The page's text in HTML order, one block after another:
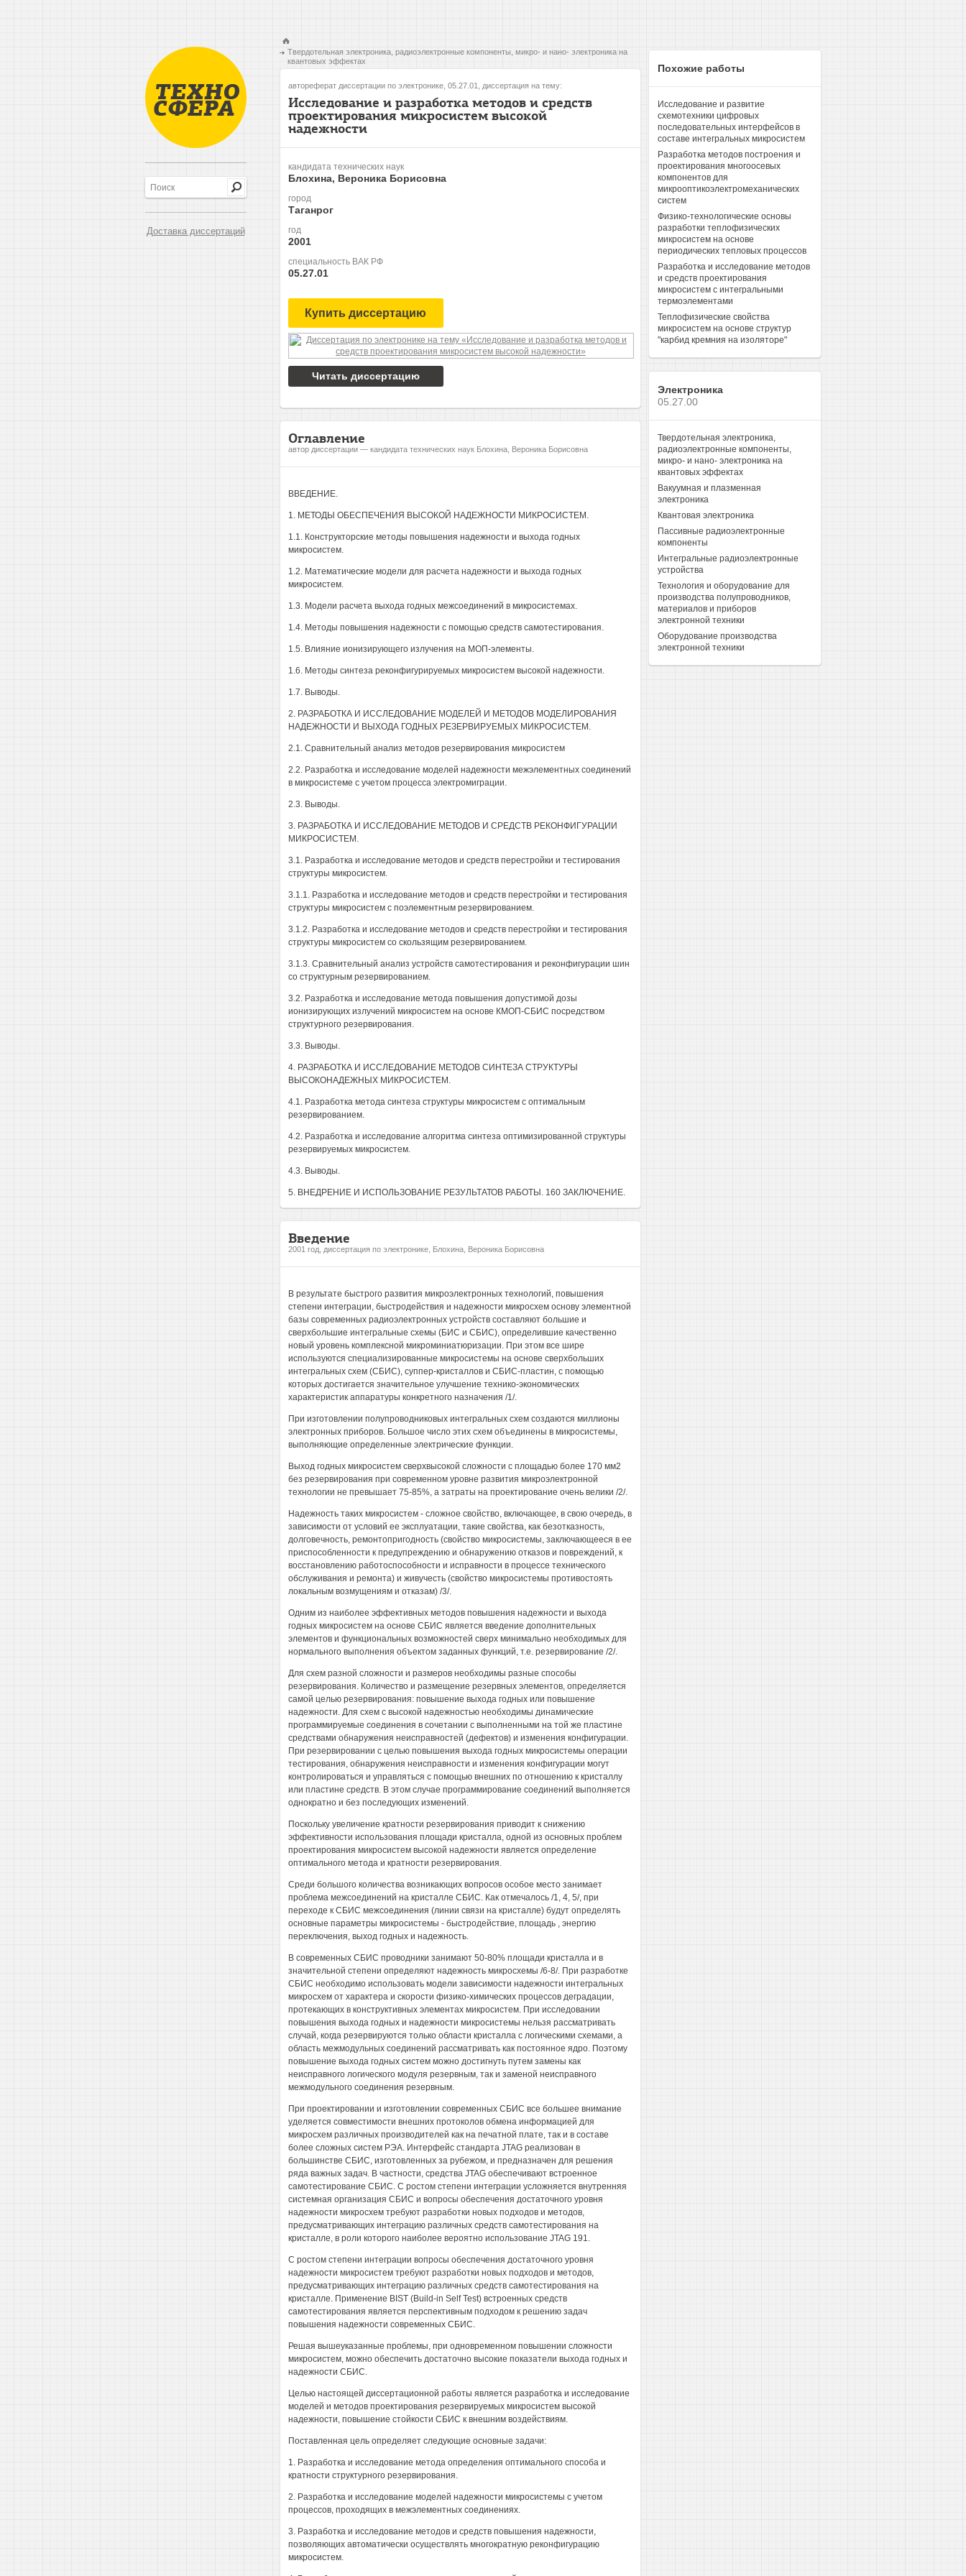
Доставка диссертаций
Твердотельная электроника, радиоэлектронные компоненты, микро- и нано- электроника на
квантовых эффектах
автореферат диссертации по электронике, 05.27.01, диссертация на тему:
Исследование и разработка методов и средств
проектирования микросистем высокой
надежности
кандидата технических наук
Блохина, Вероника Борисовна
город
Таганрог
год
2001
специальность ВАК РФ
05.27.01
Купить диссертацию
Читать диссертацию
Оглавление
автор диссертации — кандидата технических наук Блохина, Вероника Борисовна
ВВЕДЕНИЕ.
1. МЕТОДЫ ОБЕСПЕЧЕНИЯ ВЫСОКОЙ НАДЕЖНОСТИ МИКРОСИСТЕМ.
1.1. Конструкторские методы повышения надежности и выхода годных
микросистем.
1.2. Математические модели для расчета надежности и выхода годных
микросистем.
1.3. Модели расчета выхода годных межсоединений в микросистемах.
1.4. Методы повышения надежности с помощью средств самотестирования.
1.5. Влияние ионизирующего излучения на МОП-элементы.
1.6. Методы синтеза реконфигурируемых микросистем высокой надежности.
1.7. Выводы.
2. РАЗРАБОТКА И ИССЛЕДОВАНИЕ МОДЕЛЕЙ И МЕТОДОВ МОДЕЛИРОВАНИЯ
НАДЕЖНОСТИ И ВЫХОДА ГОДНЫХ РЕЗЕРВИРУЕМЫХ МИКРОСИСТЕМ.
2.1. Сравнительный анализ методов резервирования микросистем
2.2. Разработка и исследование моделей надежности межэлементных соединений
в микросистеме с учетом процесса электромиграции.
2.3. Выводы.
3. РАЗРАБОТКА И ИССЛЕДОВАНИЕ МЕТОДОВ И СРЕДСТВ РЕКОНФИГУРАЦИИ
МИКРОСИСТЕМ.
3.1. Разработка и исследование методов и средств перестройки и тестирования
структуры микросистем.
3.1.1. Разработка и исследование методов и средств перестройки и тестирования
структуры микросистем с поэлементным резервированием.
3.1.2. Разработка и исследование методов и средств перестройки и тестирования
структуры микросистем со скользящим резервированием.
3.1.3. Сравнительный анализ устройств самотестирования и реконфигурации шин
со структурным резервированием.
3.2. Разработка и исследование метода повышения допустимой дозы
ионизирующих излучений микросистем на основе КМОП-СБИС посредством
структурного резервирования.
3.3. Выводы.
4. РАЗРАБОТКА И ИССЛЕДОВАНИЕ МЕТОДОВ СИНТЕЗА СТРУКТУРЫ
ВЫСОКОНАДЕЖНЫХ МИКРОСИСТЕМ.
4.1. Разработка метода синтеза структуры микросистем с оптимальным
резервированием.
4.2. Разработка и исследование алгоритма синтеза оптимизированной структуры
резервируемых микросистем.
4.3. Выводы.
5. ВНЕДРЕНИЕ И ИСПОЛЬЗОВАНИЕ РЕЗУЛЬТАТОВ РАБОТЫ. 160 ЗАКЛЮЧЕНИЕ.
Введение
2001 год, диссертация по электронике, Блохина, Вероника Борисовна
В результате быстрого развития микроэлектронных технологий, повышения
степени интеграции, быстродействия и надежности микросхем основу элементной
базы современных радиоэлектронных устройств составляют большие и
сверхбольшие интегральные схемы (БИС и СБИС), определившие качественно
новый уровень комплексной микроминиатюризации. При этом все шире
используются специализированные микросистемы на основе сверхбольших
интегральных схем (СБИС), суппер-кристаллов и СБИС-пластин, с помощью
которых достигается значительное улучшение технико-экономических
характеристик аппаратуры конкретного назначения /1/.
При изготовлении полупроводниковых интегральных схем создаются миллионы
электронных приборов. Большое число этих схем объединены в микросистемы,
выполняющие определенные электрические функции.
Выход годных микросистем сверхвысокой сложности с площадью более 170 мм2
без резервирования при современном уровне развития микроэлектронной
технологии не превышает 75-85%, а затраты на проектирование очень велики /2/.
Надежность таких микросистем - сложное свойство, включающее, в свою очередь, в
зависимости от условий ее эксплуатации, такие свойства, как безотказность,
долговечность, ремонтопригодность (свойство микросистемы, заключающееся в ее
приспособленности к предупреждению и обнаружению отказов и повреждений, к
восстановлению работоспособности и исправности в процессе технического
обслуживания и ремонта) и живучесть (свойство микросистемы противостоять
локальным возмущениям и отказам) /3/.
Одним из наиболее эффективных методов повышения надежности и выхода
годных микросистем на основе СБИС является введение дополнительных
элементов и функциональных возможностей сверх минимально необходимых для
нормального выполнения объектом заданных функций, т.е. резервирование /2/.
Для схем разной сложности и размеров необходимы разные способы
резервирования. Количество и размещение резервных элементов, определяется
самой целью резервирования: повышение выхода годных или повышение
надежности. Для схем с высокой надежностью необходимы динамические
программируемые соединения в сочетании с выполненными на той же пластине
средствами обнаружения неисправностей (дефектов) и изменения конфигурации.
При резервировании с целью повышения выхода годных микросистемы операции
тестирования, обнаружения неисправности и изменения конфигурации могут
контролироваться и управляться с помощью внешних по отношению к кристаллу
или пластине средств. В этом случае программирование соединений выполняется
однократно и без последующих изменений.
Поскольку увеличение кратности резервирования приводит к снижению
эффективности использования площади кристалла, одной из основных проблем
проектирования микросистем высокой надежности является определение
оптимального метода и кратности резервирования.
Среди большого количества возникающих вопросов особое место занимает
проблема межсоединений на кристалле СБИС. Как отмечалось /1, 4, 5/, при
переходе к СБИС межсоединения (линии связи на кристалле) будут определять
основные параметры микросистемы - быстродействие, площадь , энергию
переключения, выход годных и надежность.
В современных СБИС проводники занимают 50-80% площади кристалла и в
значительной степени определяют надежность микросхемы /6-8/. При разработке
СБИС необходимо использовать модели зависимости надежности интегральных
микросхем от характера и скорости физико-химических процессов деградации,
протекающих в конструктивных элементах микросистем. При исследовании
повышения выхода годных и надежности микросистемы нельзя рассматривать
случай, когда резервируются только области кристалла с логическими схемами, а
область межмодульных соединений рассматривать как постоянное ядро. Поэтому
повышение выхода годных систем можно достигнуть путем замены как
неисправного логического модуля резервным, так и заменой неисправного
межмодульного соединения резервным.
При проектировании и изготовлении современных СБИС все большее внимание
уделяется совместимости внешних протоколов обмена информацией для
микросхем различных производителей как на печатной плате, так и в составе
более сложных систем РЭА. Интерфейс стандарта JTAG реализован в
большинстве СБИС, изготовленных за рубежом, и предназначен для решения
ряда важных задач. В частности, средства JTAG обеспечивают встроенное
самотестирование СБИС. С ростом степени интеграции усложняется внутренняя
системная организация СБИС и вопросы обеспечения достаточного уровня
надежности микросхем требуют разработки новых подходов и методов,
предусматривающих интеграцию различных средств самотестирования на
кристалле, в роли которого наиболее вероятно использование JTAG 191.
С ростом степени интеграции вопросы обеспечения достаточного уровня
надежности микросистем требуют разработки новых подходов и методов,
предусматривающих интеграцию различных средств самотестирования на
кристалле. Применение BIST (Build-in Self Test) встроенных средств
самотестирования является перспективным подходом к решению задач
повышения надежности современных СБИС.
Решая вышеуказанные проблемы, при одновременном повышении сложности
микросистем, можно обеспечить достаточно высокие показатели выхода годных и
надежности СБИС.
Целью настоящей диссертационной работы является разработка и исследование
моделей и методов проектирования резервируемых микросистем высокой
надежности, повышение стойкости СБИС к внешним воздействиям.
Поставленная цель определяет следующие основные задачи:
1. Разработка и исследование метода определения оптимального способа и
кратности структурного резервирования.
2. Разработка и исследование моделей надежности микросистемы с учетом
процессов, проходящих в межэлементных соединениях.
3. Разработка и исследование методов и средств повышения надежности,
позволяющих автоматически осуществлять многократную реконфигурацию
микросистем.
Похожие работы
Исследование и развитие
схемотехники цифровых
последовательных интерфейсов в
составе интегральных микросистем
Разработка методов построения и
проектирования многоосевых
компонентов для
микрооптикоэлектромеханических
систем
Физико-технологические основы
разработки теплофизических
микросистем на основе
периодических тепловых процессов
Разработка и исследование методов
и средств проектирования
микросистем с интегральными
термоэлементами
Теплофизические свойства
микросистем на основе структур
"карбид кремния на изоляторе"
Электроника
05.27.00
Твердотельная электроника,
радиоэлектронные компоненты,
микро- и нано- электроника на
квантовых эффектах
Вакуумная и плазменная
электроника
Квантовая электроника
Пассивные радиоэлектронные
компоненты
Интегральные радиоэлектронные
устройства
Технология и оборудование для
производства полупроводников,
материалов и приборов
электронной техники
Оборудование производства
электронной техники